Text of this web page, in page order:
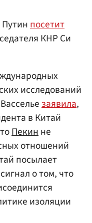
посетит
КНР Си
исследований
заявила,
в Китай
Пекинне
отношений
посылает
о том, что
изоляции